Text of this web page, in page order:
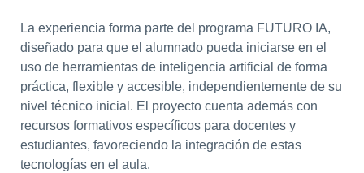
La experiencia forma parte del programa FUTURO IA,
diseñado para que el alumnado pueda iniciarse en el
uso de herramientas de inteligencia artificial de forma
práctica, flexible y accesible, independientemente de su
nivel técnico inicial. El proyecto cuenta además con
recursos formativos específicos para docentes y
estudiantes, favoreciendo la integración de estas
tecnologías en el aula.